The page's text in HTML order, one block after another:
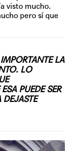
visto mucho.
pero sí que
LA
LO
PUEDE SER